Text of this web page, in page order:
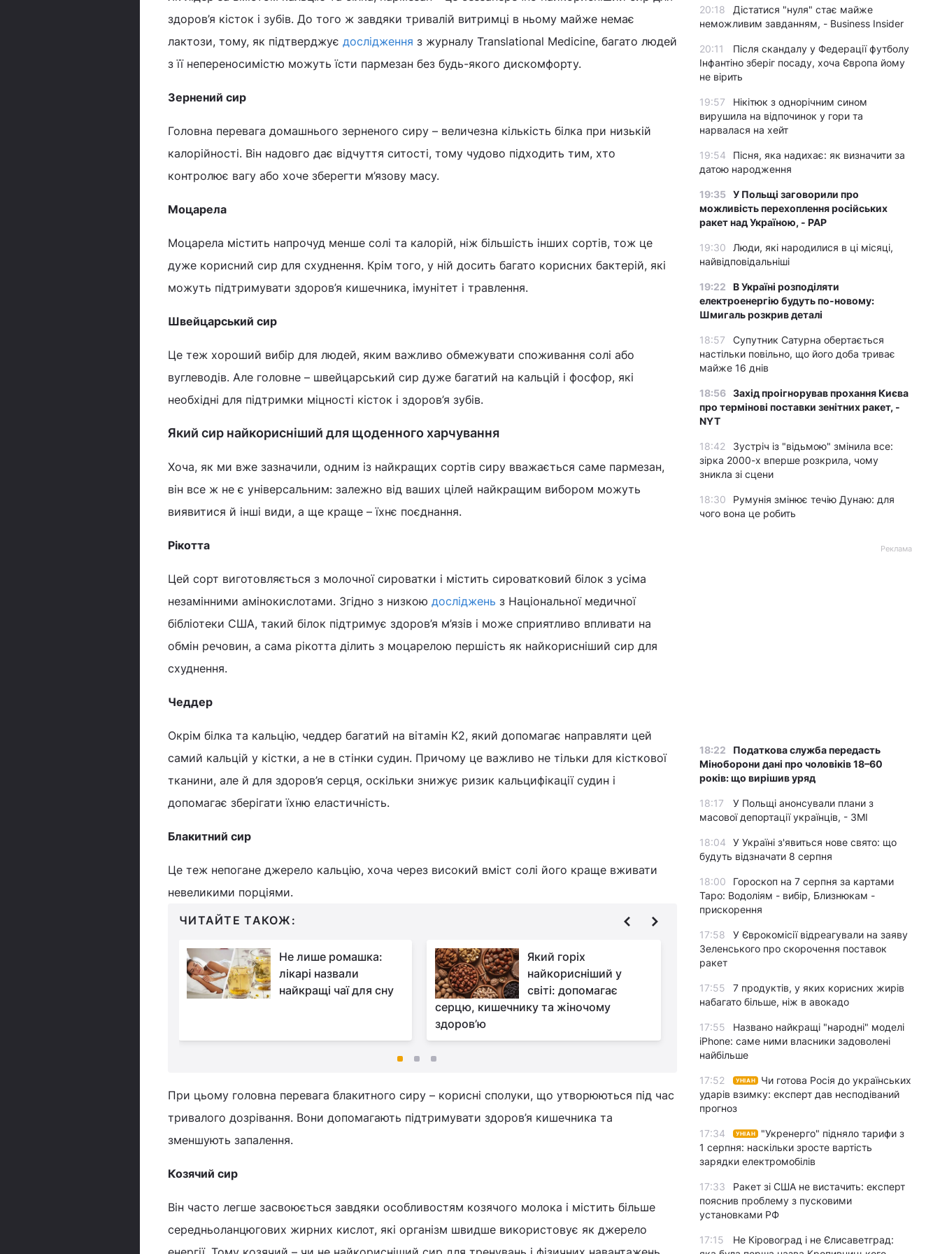
здоров’я кісток і зубів. До того ж завдяки тривалій витримці в ньому майже немає
лактози, тому, як підтверджує дослідження з журналу Translational Medicine, багато людей
з її непереносимістю можуть їсти пармезан без будь-якого дискомфорту.
Зернений сир
Головна перевага домашнього зерненого сиру – величезна кількість білка при низькій
калорійності. Він надовго дає відчуття ситості, тому чудово підходить тим, хто
контролює вагу або хоче зберегти м’язову масу.
Моцарела
Моцарела містить напрочуд менше солі та калорій, ніж більшість інших сортів, тож це
дуже корисний сир для схуднення. Крім того, у ній досить багато корисних бактерій, які
можуть підтримувати здоров’я кишечника, імунітет і травлення.
Швейцарський сир
Це теж хороший вибір для людей, яким важливо обмежувати споживання солі або
вуглеводів. Але головне – швейцарський сир дуже багатий на кальцій і фосфор, які
необхідні для підтримки міцності кісток і здоров’я зубів.
Який сир найкорисніший для щоденного харчування
Хоча, як ми вже зазначили, одним із найкращих сортів сиру вважається саме пармезан,
він все ж не є універсальним: залежно від ваших цілей найкращим вибором можуть
виявитися й інші види, а ще краще – їхнє поєднання.
Рікотта
Цей сорт виготовляється з молочної сироватки і містить сироватковий білок з усіма
незамінними амінокислотами. Згідно з низкою досліджень з Національної медичної
бібліотеки США, такий білок підтримує здоров’я м’язів і може сприятливо впливати на
обмін речовин, а сама рікотта ділить з моцарелою першість як найкорисніший сир для
схуднення.
Чеддер
Окрім білка та кальцію, чеддер багатий на вітамін K2, який допомагає направляти цей
самий кальцій у кістки, а не в стінки судин. Причому це важливо не тільки для кісткової
тканини, але й для здоров’я серця, оскільки знижує ризик кальцифікації судин і
допомагає зберігати їхню еластичність.
Блакитний сир
Це теж непогане джерело кальцію, хоча через високий вміст солі його краще вживати
невеликими порціями.
ЧИТАЙТЕ ТАКОЖ:
Не лише ромашка:
лікарі назвали
найкращі чаї для сну
Який горіх
найкорисніший у
світі: допомагає
серцю, кишечнику та жіночому
здоров’ю
Названо найкращу
перелік
найкорисніших сортів
При цьому головна перевага блакитного сиру – корисні сполуки, що утворюються під час
тривалого дозрівання. Вони допомагають підтримувати здоров’я кишечника та
зменшують запалення.
Козячий сир
Він часто легше засвоюється завдяки особливостям козячого молока і містить більше
середньоланцюгових жирних кислот, які організм швидше використовує як джерело
20:18
Дістатися "нуля" стає майже
неможливим завданням, - Business Insider
20:11
Після скандалу у Федерації футболу
Інфантіно зберіг посаду, хоча Європа йому
не вірить
19:57
Нікітюк з однорічним сином
вирушила на відпочинок у гори та
нарвалася на хейт
19:54
Пісня, яка надихає: як визначити за
датою народження
19:35 У Польщі заговорили про
можливість перехоплення російських
ракет над Україною, - PAP
19:30
Люди, які народилися в ці місяці,
найвідповідальніші
19:22
В Україні розподіляти
електроенергію будуть по-новому:
Шмигаль розкрив деталі
18:57
Супутник Сатурна обертається
настільки повільно, що його доба триває
майже 16 днів
18:56 Захід проігнорував прохання Києва
про термінові поставки зенітних ракет, -
NYT
18:42
Зустріч із "відьмою" змінила все:
зірка 2000-х вперше розкрила, чому
зникла зі сцени
18:30
Румунія змінює течію Дунаю: для
чого вона це робить
Реклама
18:22
Податкова служба передасть
Міноборони дані про чоловіків 18–60
років: що вирішив уряд
18:17
У Польщі анонсували плани з
масової депортації українців, - ЗМІ
18:04
У Україні з'явиться нове свято: що
будуть відзначати 8 серпня
18:00
Гороскоп на 7 серпня за картами
Таро: Водоліям - вибір, Близнюкам -
прискорення
17:58
У Єврокомісії відреагували на заяву
Зеленського про скорочення поставок
ракет
17:55
7 продуктів, у яких корисних жирів
набагато більше, ніж в авокадо
17:55
Названо найкращі "народні" моделі
iPhone: саме ними власники задоволені
найбільше
17:52 УНІАН
Чи готова Росія до українських
ударів взимку: експерт дав несподіваний
прогноз
17:34 УНІАН
"Укренерго" підняло тарифи з
1 серпня: наскільки зросте вартість
зарядки електромобілів
17:33
Ракет зі США не вистачить: експерт
пояснив проблему з пусковими
установками РФ
17:15
Не Кіровоград і не Єлисаветград: